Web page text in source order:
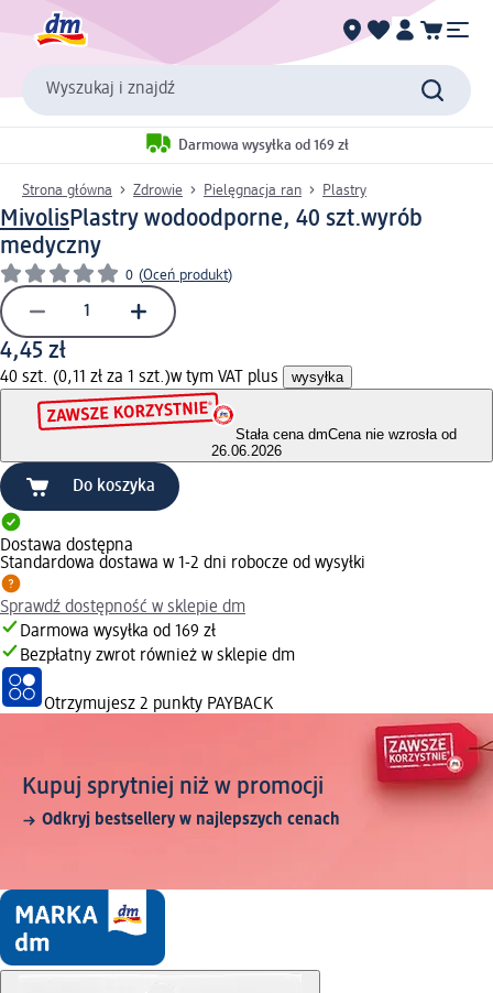
Wyszukaj i znajdź
Darmowa wysyłka od 169 zł
Strona główna Zdrowie Pielęgnacja ran Plastry
MivolisPlastry wodoodporne, 40 szt.wyrób
medyczny
0 (Oceń produkt)
4,45 zł
40 szt. (0,11 zł za 1 szt.)w tym VAT plus wysyłka
Stała cena dmCena nie wzrosła od
26.06.2026
Do koszyka
Dostawa dostępna
Standardowa dostawa w 1-2 dni robocze od wysyłki
Sprawdź dostępność w sklepie dm
Darmowa wysyłka od 169 zł
Bezpłatny zwrot również w sklepie dm
Otrzymujesz 2 punkty PAYBACK
Kupuj sprytniej niż w promocji
Odkryj bestsellery w najlepszych cenach